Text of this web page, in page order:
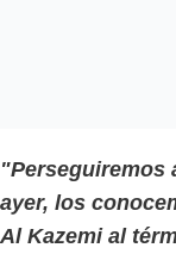
"Perseguiremos
ayer, los
Al Kazemi al